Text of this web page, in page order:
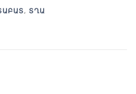
, ՏՂԱ